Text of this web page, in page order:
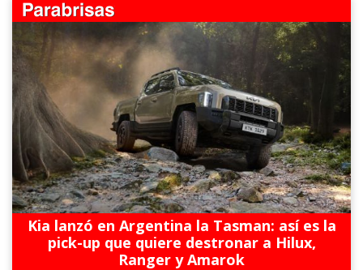
Kia lanzó en Argentina la Tasman: así es la
pick-up que quiere destronar a Hilux,
Ranger y Amarok